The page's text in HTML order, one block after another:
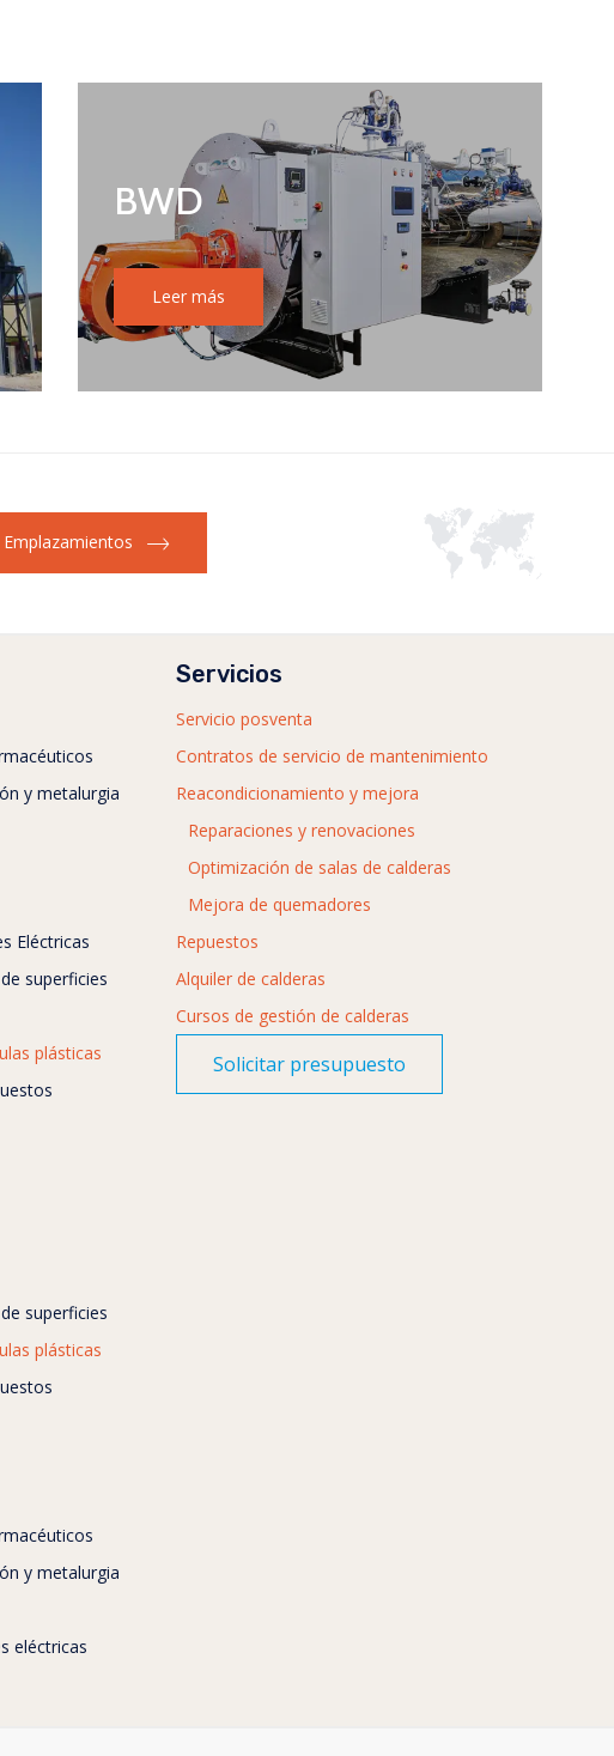
Leer más
BWD
Emplazamientos
y metalurgia
Eléctricas
superficies
plásticas
superficies
plásticas
y metalurgia
eléctricas
Servicios
Servicio posventa
Contratos de servicio de mantenimiento
Reacondicionamiento y mejora
Reparaciones y renovaciones
Optimización de salas de calderas
Mejora de quemadores
Repuestos
Alquiler de calderas
Cursos de gestión de calderas
Solicitar presupuesto